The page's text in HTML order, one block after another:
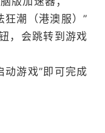
狂潮（港澳服）”
，会跳转到游戏
动游戏”即可完成